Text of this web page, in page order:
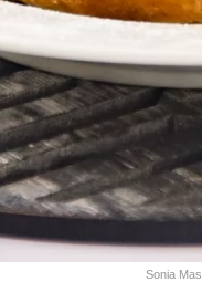
Sonia Mas